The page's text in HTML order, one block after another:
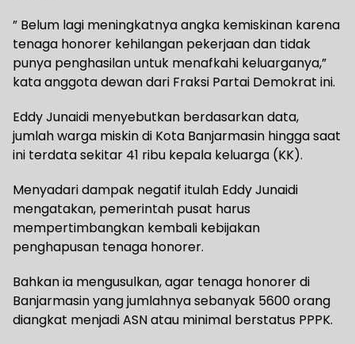
” Belum lagi meningkatnya angka kemiskinan karena
tenaga honorer kehilangan pekerjaan dan tidak
punya penghasilan untuk menafkahi keluarganya,”
kata anggota dewan dari Fraksi Partai Demokrat ini.
Eddy Junaidi menyebutkan berdasarkan data,
jumlah warga miskin di Kota Banjarmasin hingga saat
ini terdata sekitar 41 ribu kepala keluarga (KK).
Menyadari dampak negatif itulah Eddy Junaidi
mengatakan, pemerintah pusat harus
mempertimbangkan kembali kebijakan
penghapusan tenaga honorer.
Bahkan ia mengusulkan, agar tenaga honorer di
Banjarmasin yang jumlahnya sebanyak 5600 orang
diangkat menjadi ASN atau minimal berstatus PPPK.